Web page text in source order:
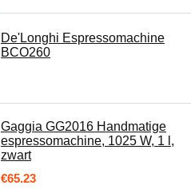
De'Longhi Espressomachine
BCO260
Gaggia GG2016 Handmatige
espressomachine, 1025 W, 1 l,
zwart
€65.23